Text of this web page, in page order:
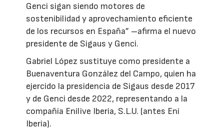
Genci sigan siendo motores de
sostenibilidad y aprovechamiento eficiente
de los recursos en España” –afirma el nuevo
presidente de Sigaus y Genci.
Gabriel López sustituye como presidente a
Buenaventura González del Campo, quien ha
ejercido la presidencia de Sigaus desde 2017
y de Genci desde 2022, representando a la
compañía Enilive Iberia, S.L.U. (antes Eni
Iberia).